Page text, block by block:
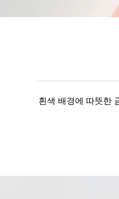
흰색 배경에 따뜻한